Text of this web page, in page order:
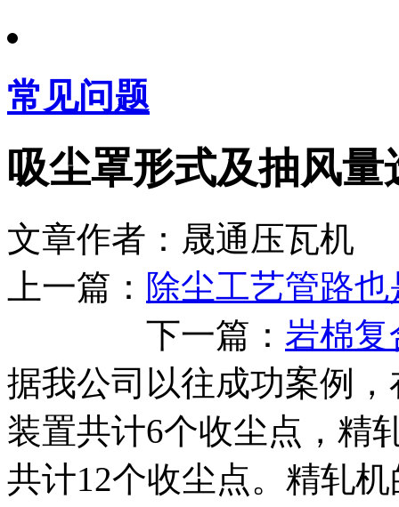
常见问题
吸尘罩形式及抽风量
文章作者：晟通压瓦
上一篇： 除尘工艺管路
下一篇： 岩棉
据我公司以往成功案例
装置共计6个收尘点，精
共计12个收尘点。精轧